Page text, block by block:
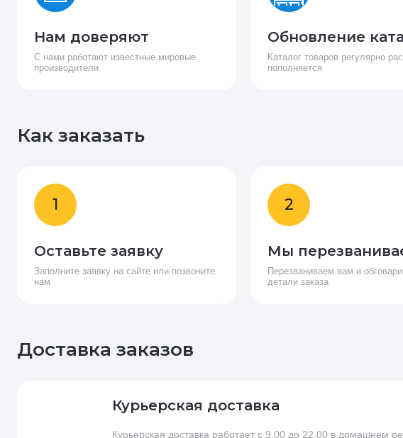
Нам доверяют
С нами работают известные мировые
производители
Обновление
Каталог товаров регулярно
пополняется
Как заказать
1
Оставьте заявку
Заполните заявку на сайте или позвоните
нам
2
Мы
Перезваниваем вам и
детали заказа
Доставка заказов
Курьерская доставка
Курьерская доставка работает с 9.00 до 22.00 в домашнем